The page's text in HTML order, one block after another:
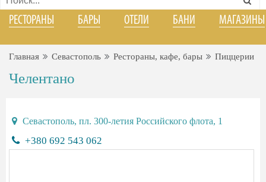
РЕСТОРАНЫ БАРЫ ОТЕЛИ БАНИ МАГАЗИНЫ
Главная Севастополь Рестораны, кафе, бары Пиццерии
Челентано
Севастополь, пл. 300-летия Российского флота, 1
+380 692 543 062